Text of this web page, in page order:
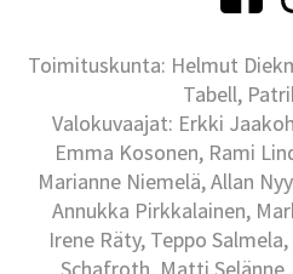
Toimituskunta: Helmut
Tabell,
Valokuvaajat: Erkki
Emma Kosonen, Rami
Marianne Niemelä, Allan
Annukka Pirkkalainen,
Irene Räty, Teppo